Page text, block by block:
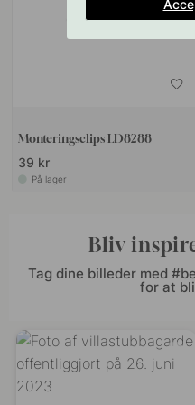
Monteringsclips LD8288
39 kr
På lager
Bliv
Tag dine billeder med
for at